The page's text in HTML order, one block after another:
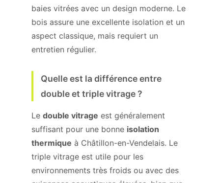
baies vitrées avec un design moderne. Le
bois assure une excellente isolation et un
aspect classique, mais requiert un
entretien régulier.
Quelle est la différence entre
double et triple vitrage ?
Le double vitrage est généralement
suffisant pour une bonne isolation
thermique à Châtillon-en-Vendelais. Le
triple vitrage est utile pour les
environnements très froids ou avec des